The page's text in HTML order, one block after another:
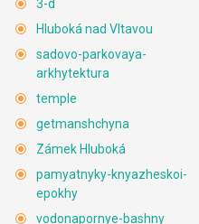
3-d
Hluboká nad Vltavou
sadovo-parkovaya-
arkhytektura
temple
getmanshchyna
Zámek Hluboká
pamyatnyky-knyazheskoi-
epokhy
vodonapornye-bashny